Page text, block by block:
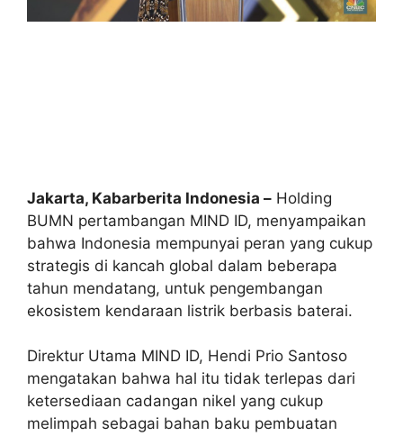
Jakarta, Kabarberita Indonesia – Holding
BUMN pertambangan MIND ID, menyampaikan
bahwa Indonesia mempunyai peran yang cukup
strategis di kancah global dalam beberapa
tahun mendatang, untuk pengembangan
ekosistem kendaraan listrik berbasis baterai.
Direktur Utama MIND ID, Hendi Prio Santoso
mengatakan bahwa hal itu tidak terlepas dari
ketersediaan cadangan nikel yang cukup
melimpah sebagai bahan baku pembuatan